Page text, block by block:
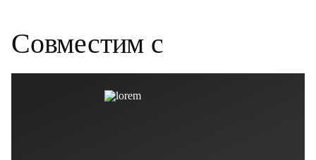
Совместим с